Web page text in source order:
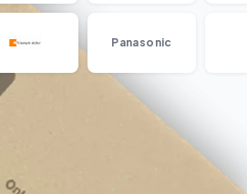
Panasonic